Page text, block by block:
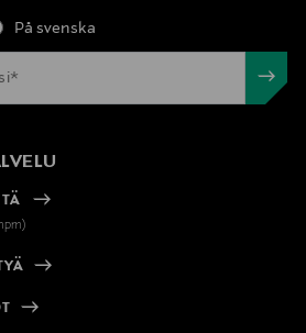
På svenska